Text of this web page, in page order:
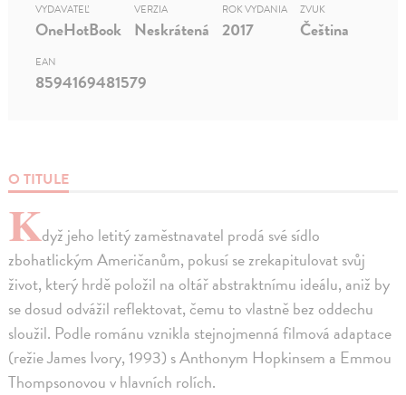
O TITULE
Když jeho letitý zaměstnavatel prodá své sídlo
zbohatlickým Američanům, pokusí se zrekapitulovat svůj
život, který hrdě položil na oltář abstraktnímu ideálu, aniž by
se dosud odvážil reflektovat, čemu to vlastně bez oddechu
sloužil. Podle románu vznikla stejnojmenná filmová adaptace
(režie James Ivory, 1993) s Anthonym Hopkinsem a Emmou
Thompsonovou v hlavních rolích.
VYDAVATEĽ
OneHotBook
VERZIA
Neskrátená
ROK VYDANIA
2017
ZVUK
Čeština
EAN
8594169481579